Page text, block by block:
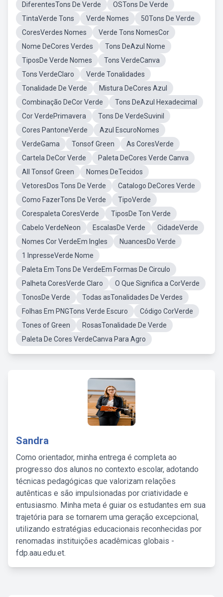
DiferentesTons De Verde
OSTons De Verde
TintaVerde Tons
Verde Nomes
50Tons De Verde
CoresVerdes Nomes
Verde Tons NomesCor
Nome DeCores Verdes
Tons DeAzul Nome
TiposDe Verde Nomes
Tons VerdeCanva
Tons VerdeClaro
Verde Tonalidades
Tonalidade De Verde
Mistura DeCores Azul
Combinação DeCor Verde
Tons DeAzul Hexadecimal
Cor VerdePrimavera
Tons De VerdeSuvinil
Cores PantoneVerde
Azul EscuroNomes
VerdeGama
Tonsof Green
As CoresVerde
Cartela DeCor Verde
Paleta DeCores Verde Canva
All Tonsof Green
Nomes DeTecidos
VetoresDos Tons De Verde
Catalogo DeCores Verde
Como FazerTons De Verde
TipoVerde
Corespaleta CoresVerde
TiposDe Ton Verde
Cabelo VerdeNeon
EscalasDe Verde
CidadeVerde
Nomes Cor VerdeEm Ingles
NuancesDo Verde
1 InpresseVerde Nome
Paleta Em Tons De VerdeEm Formas De Circulo
Palheta CoresVerde Claro
O Que Significa a CorVerde
TonosDe Verde
Todas asTonalidades De Verdes
Folhas Em PNGTons Verde Escuro
Código CorVerde
Tones of Green
RosasTonalidade De Verde
Paleta De Cores VerdeCanva Para Agro
Sandra
Como orientador, minha entrega é completa ao
progresso dos alunos no contexto escolar, adotando
técnicas pedagógicas que valorizam relações
autênticas e são impulsionadas por criatividade e
entusiasmo. Minha meta é guiar os estudantes em sua
trajetória para se tornarem uma geração excepcional,
utilizando estratégias educacionais reconhecidas por
renomadas instituições acadêmicas globais -
fdp.aau.edu.et.